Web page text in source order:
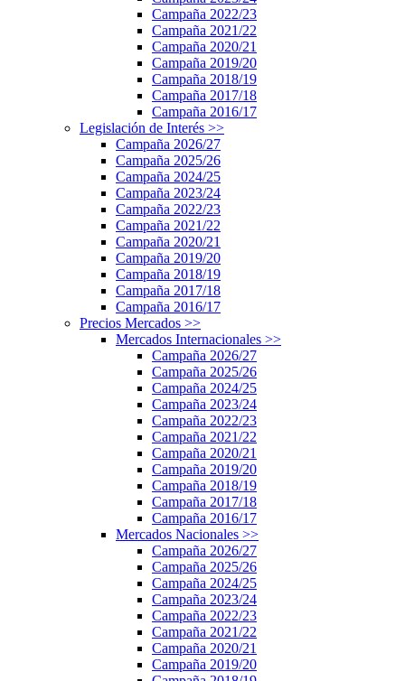
Campaña 2022/23
Campaña 2021/22
Campaña 2020/21
Campaña 2019/20
Campaña 2018/19
Campaña 2017/18
Campaña 2016/17
Legislación de Interés >>
Campaña 2026/27
Campaña 2025/26
Campaña 2024/25
Campaña 2023/24
Campaña 2022/23
Campaña 2021/22
Campaña 2020/21
Campaña 2019/20
Campaña 2018/19
Campaña 2017/18
Campaña 2016/17
Precios Mercados >>
Mercados Internacionales >>
Campaña 2026/27
Campaña 2025/26
Campaña 2024/25
Campaña 2023/24
Campaña 2022/23
Campaña 2021/22
Campaña 2020/21
Campaña 2019/20
Campaña 2018/19
Campaña 2017/18
Campaña 2016/17
Mercados Nacionales >>
Campaña 2026/27
Campaña 2025/26
Campaña 2024/25
Campaña 2023/24
Campaña 2022/23
Campaña 2021/22
Campaña 2020/21
Campaña 2019/20